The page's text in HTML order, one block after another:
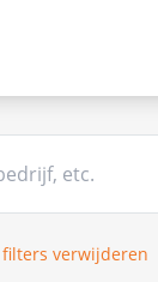
verwijderen